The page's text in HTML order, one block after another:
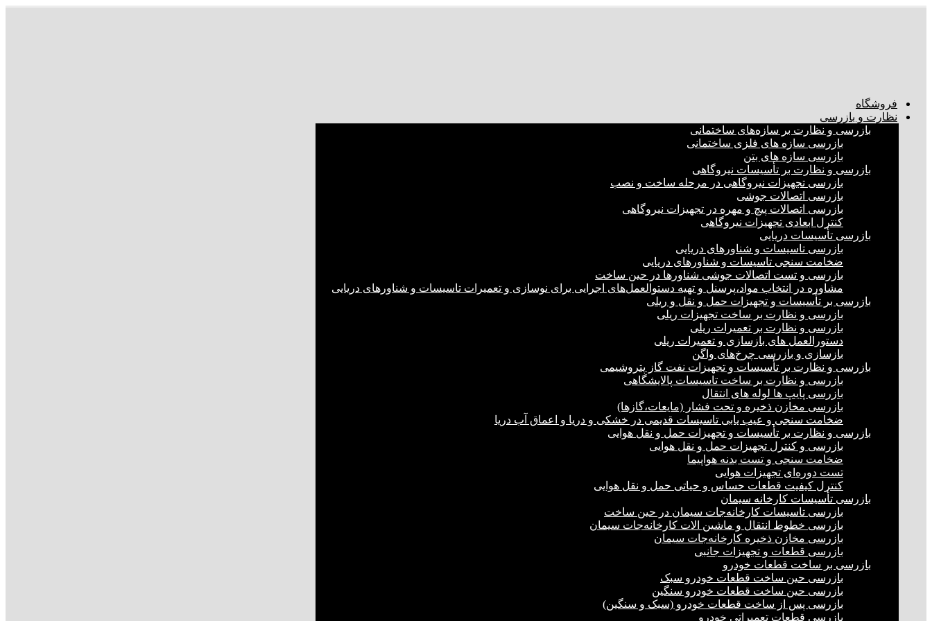
فروشگاه
نظارت و بازرسی
بازرسی و نظارت بر سازه‌های ساختمانی
بازرسی سازه های فلزی ساختمانی
بازرسی سازه های بتن
بازرسی و نظارت بر تأسیسات نیروگاهی
بازرسی تجهیزات نیروگاهی در مرحله ساخت و نصب
بازرسی اتصالات جوشی
بازرسی اتصالات پیچ و مهره در تجهیزات نیروگاهی
کنترل ابعادی تجهیزات نیروگاهی
بازرسی تأسیسات دریایی
بازرسی تاسیسات و شناورهای دریایی
ضخامت سنجی تاسیسات و شناورهای دریایی
بازرسی و تست اتصالات جوشی شناورها در حین ساخت
مشاوره در انتخاب مواد،پرسنل و تهیه دستوالعمل‌های اجرایی برای نوسازی و تعمیرات تاسیسات و شناورهای دریایی
بازرسی بر تأسیسات و تجهیزات حمل و نقل و ریلی
بازرسی و نظارت بر ساخت تجهیزات ریلی
بازرسی و نظارت بر تعمیرات ریلی
دستورالعمل های بازسازی و تعمیرات ریلی
بازسازی و بازرسی چرخ‌های واگن
بازرسی و نظارت بر تأسیسات و تجهیزات نفت گاز پتروشیمی
بازرسی و نظارت بر ساخت تاسیسات پالایشگاهی
بازرسی پایپ ها لوله های انتقال
بازرسی مخازن ذخیره و تحت فشار (مایعات،گازها)
ضخامت سنجی و عیب یابی تاسیسات قدیمی در خشکی و دریا و اعماق آب دریا
بازرسی و نظارت بر تأسیسات و تجهیزات حمل و نقل هوایی
بازرسی و کنترل تجهیزات حمل و نقل هوایی
ضخامت سنجی و تست بدنه هواپیما
تست دوره‌ای تجهیزات هوایی
کنترل کیفیت قطعات حساس و حیاتی حمل و نقل هوایی
بازرسی تأسیسات کارخانه سیمان
بازرسی تاسیسات کارخانه‌جات سیمان در حین ساخت
بازرسی خطوط انتقال و ماشین الات کارخانه‌جات سیمان
بازرسی مخازن ذخیره کارخانه‌جات سیمان
بازرسی قطعات و تجهیزات جانبی
بازرسی بر ساخت قطعات خودرو
بازرسی حین ساخت قطعات خودرو سبک
بازرسی حین ساخت قطعات خودرو سنگین
بازرسی پس از ساخت قطعات خودرو (سبک و سنگین)
بازرسی قطعات تعمیراتی خودرو